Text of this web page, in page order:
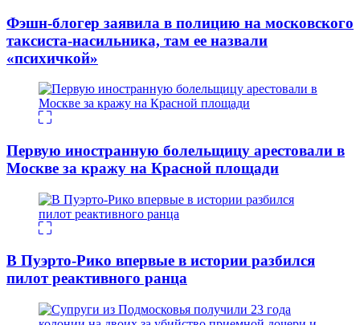
Фэшн-блогер заявила в полицию на московского
таксиста-насильника, там ее назвали
«психичкой»
Первую иностранную болельщицу арестовали в
Москве за кражу на Красной площади
В Пуэрто-Рико впервые в истории разбился
пилот реактивного ранца